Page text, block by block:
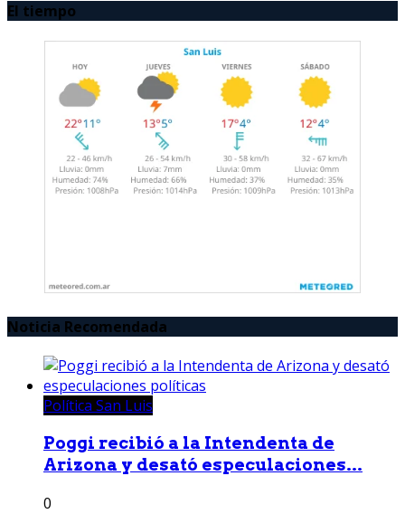
El tiempo
Noticia Recomendada
Política San Luis
Poggi recibió a la Intendenta de
Arizona y desató especulaciones...
0